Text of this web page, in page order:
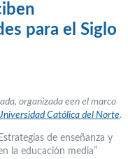
para el Siglo
organizada een el marco
Católica del Norte.
de enseñanza y
la educación media”